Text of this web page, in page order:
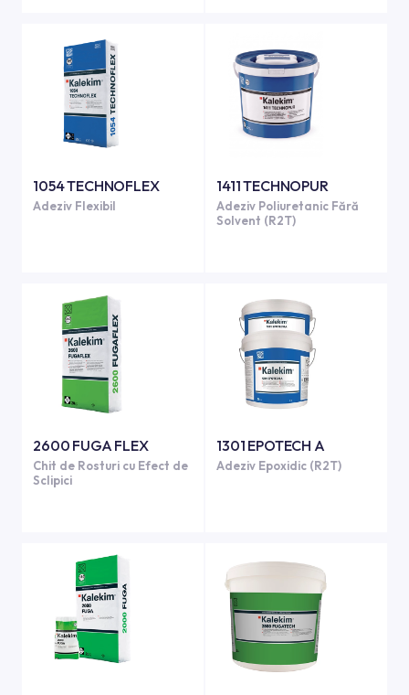
1054 TECHNOFLEX
Adeziv Flexibil
1411 TECHNOPUR
Adeziv Poliuretanic Fără
Solvent (R2T)
2600 FUGA FLEX
Chit de Rosturi cu Efect de
Sclipici
1301 EPOTECH A
Adeziv Epoxidic (R2T)